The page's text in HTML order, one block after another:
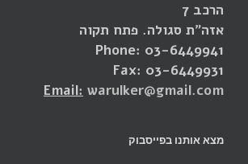
הרכב 7
אזה"ת סגולה. פתח תקוה
Phone: 03-6449941
Fax: 03-6449931
Email: warulker@gmail.com
מצא אותנו בפייסבוק